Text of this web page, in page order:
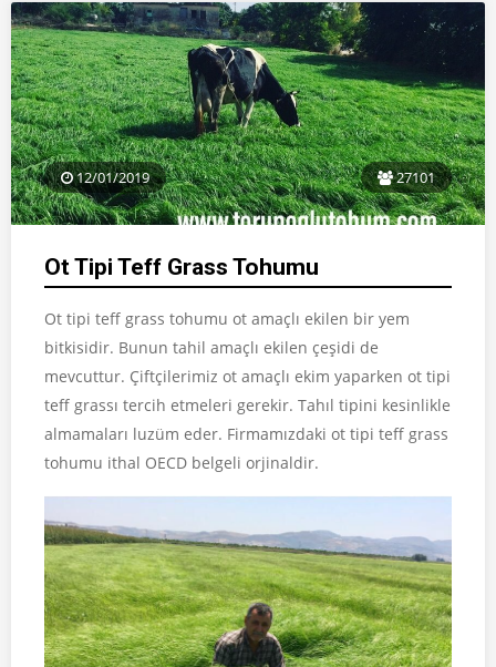
12/01/2019 27101
Ot Tipi Teff Grass Tohumu
Ot tipi teff grass tohumu ot amaçlı ekilen bir yem
bitkisidir. Bunun tahil amaçlı ekilen çeşidi de
mevcuttur. Çiftçilerimiz ot amaçlı ekim yaparken ot tipi
teff grassı tercih etmeleri gerekir. Tahıl tipini kesinlikle
almamaları luzüm eder. Firmamızdaki ot tipi teff grass
tohumu ithal OECD belgeli orjinaldir.